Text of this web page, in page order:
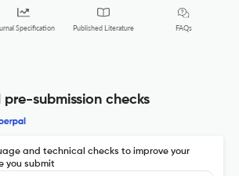
Specification Published Literature FAQs
pre-submission checks
and technical checks to improve your
you submit